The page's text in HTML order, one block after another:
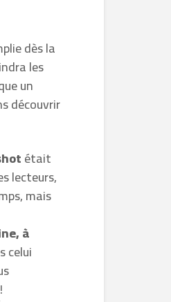
dès la
les
un
découvrir
était
lecteurs,
mais
à
celui
!